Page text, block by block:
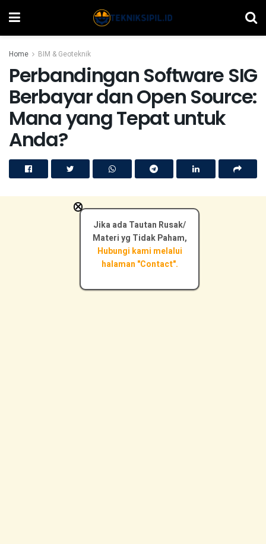
Home BIM & Geoteknik
Perbandingan Software SIG
Berbayar dan Open Source:
Mana yang Tepat untuk
Anda?
Jika ada Tautan Rusak/
Materi yg Tidak Paham,
Hubungi kami melalui
halaman "Contact".
×